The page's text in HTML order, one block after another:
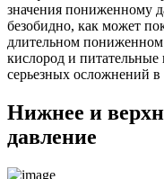
значения пониженному
безобидно, как может
длительном пониженном
кислород и
серьезных осложнений в
Нижнее и
давление